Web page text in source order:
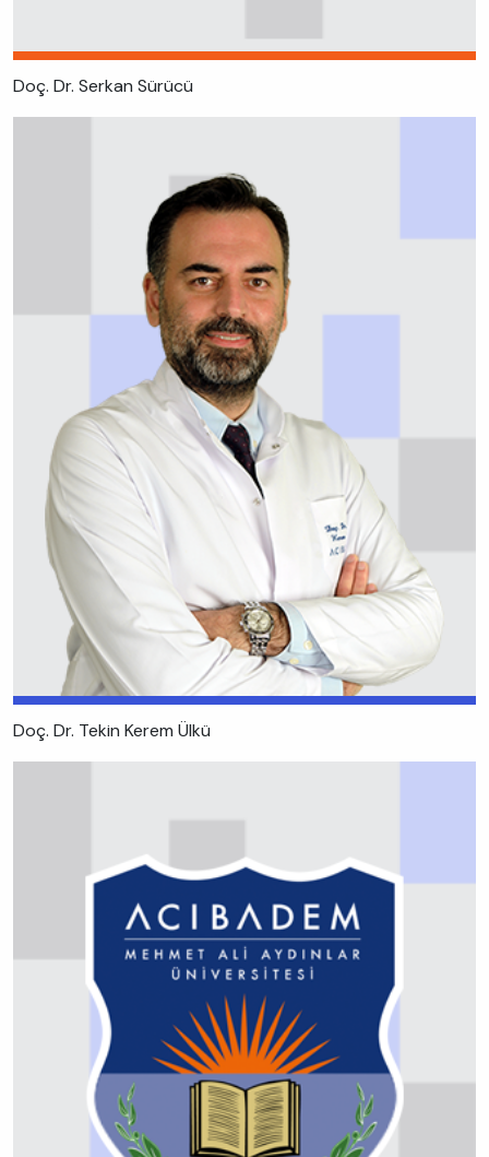
Doç. Dr. Serkan Sürücü
Doç. Dr. Tekin Kerem Ülkü